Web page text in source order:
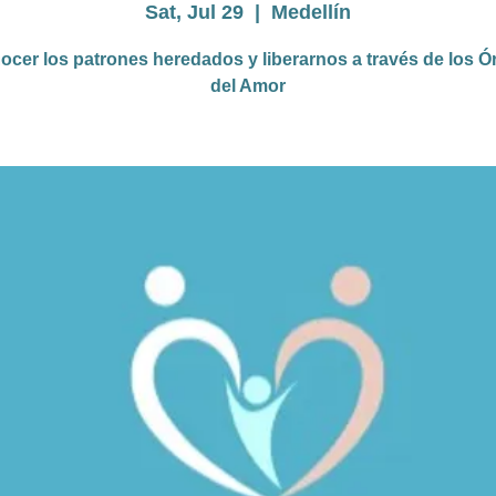
Sat, Jul 29 Medellín
los patrones heredados y liberarnos a través de los
del Amor